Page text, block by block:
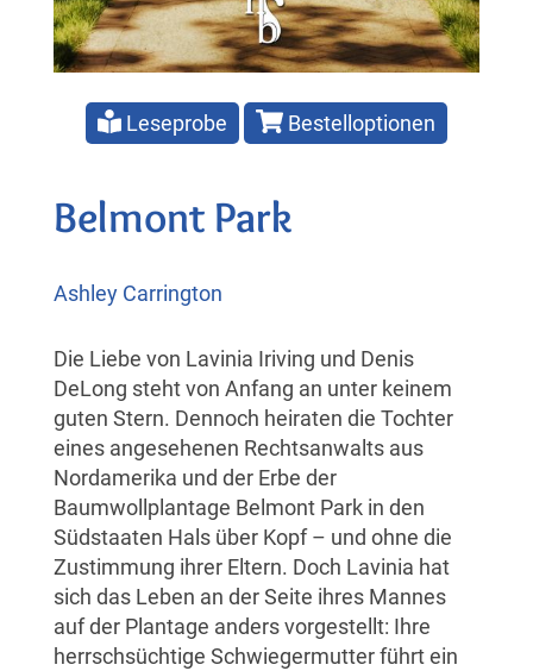
Leseprobe Bestelloptionen
Belmont Park
Ashley Carrington
Die Liebe von Lavinia Iriving und Denis
DeLong steht von Anfang an unter keinem
guten Stern. Dennoch heiraten die Tochter
eines angesehenen Rechtsanwalts aus
Nordamerika und der Erbe der
Baumwollplantage Belmont Park in den
Südstaaten Hals über Kopf – und ohne die
Zustimmung ihrer Eltern. Doch Lavinia hat
sich das Leben an der Seite ihres Mannes
auf der Plantage anders vorgestellt: Ihre
herrschsüchtige Schwiegermutter führt ein